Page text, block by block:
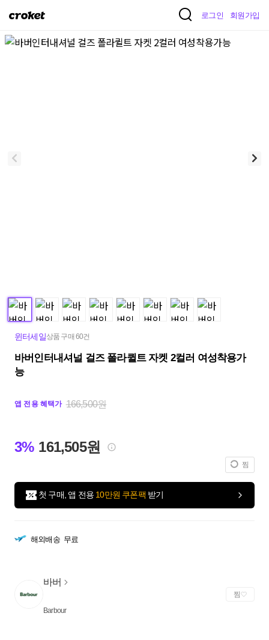
크
켓
로그인 회원가입
윈터세일상품 구매 60건
바버인터내셔널 걸즈 폴라퀼트 자켓 2컬러 여성착용가
능
앱 전용 혜택가 166,500원
3% 161,505원
찜
첫 구매, 앱 전용 10만원 쿠폰팩 받기
해외배송 무료
바버
Barbour
찜